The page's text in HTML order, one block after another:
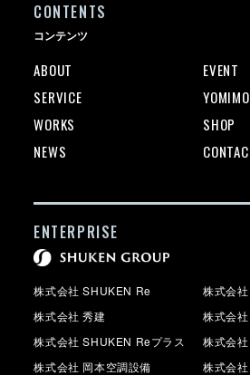
CONTENTS
コンテンツ
ABOUT
EVENT
SERVICE
WORKS
SHOP
NEWS
ENTERPRISE
株式会社 SHUKEN Re
株式会
株式会社 秀建
株式会
株式会社 SHUKEN Reプラス
株式会
株式会社 岡本空調設備
株式会